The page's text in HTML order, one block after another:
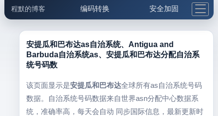
程默的博客 编码转换 安全加固
邮件工具 生活便民 更多工具
5.1支付宝大红包
安提瓜和巴布达as自治系统、Antigua and
Barbuda自治系统as、安提瓜和巴布达分配自治系
统号码数
该页面显示是安提瓜和巴布达全球所有as自治系统号码
数据。自治系统号码数据来自世界asn分配中心数据系
统，准确率高，每天会自动 同步国际信息，最新更新时